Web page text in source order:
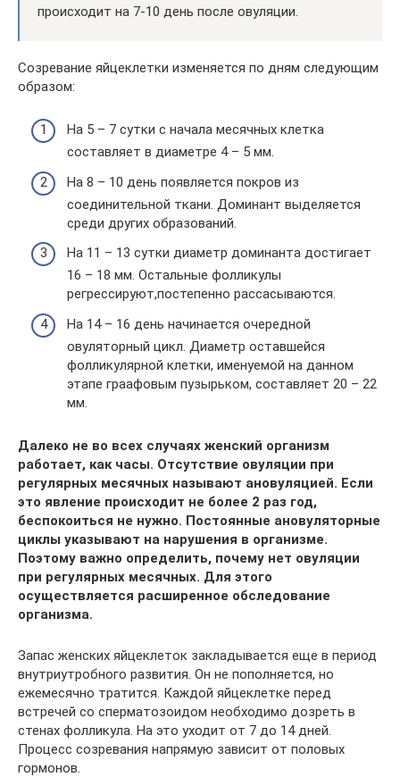
происходит на 7-10 день после овуляции.
Созревание яйцеклетки изменяется по дням следующим
образом:
На 5 – 7 сутки с начала месячных клетка
составляет в диаметре 4 – 5 мм.
На 8 – 10 день появляется покров из
соединительной ткани. Доминант выделяется
среди других образований.
На 11 – 13 сутки диаметр доминанта достигает
16 – 18 мм. Остальные фолликулы
регрессируют,постепенно рассасываются.
На 14 – 16 день начинается очередной
овуляторный цикл. Диаметр оставшейся
фолликулярной клетки, именуемой на данном
этапе граафовым пузырьком, составляет 20 – 22
мм.
Далеко не во всех случаях женский организм
работает, как часы. Отсутствие овуляции при
регулярных месячных называют ановуляцией. Если
это явление происходит не более 2 раз год,
беспокоиться не нужно. Постоянные ановуляторные
циклы указывают на нарушения в организме.
Поэтому важно определить, почему нет овуляции
при регулярных месячных. Для этого
осуществляется расширенное обследование
организма.
Запас женских яйцеклеток закладывается еще в период
внутриутробного развития. Он не пополняется, но
ежемесячно тратится. Каждой яйцеклетке перед
встречей со сперматозоидом необходимо дозреть в
стенах фолликула. На это уходит от 7 до 14 дней.
Процесс созревания напрямую зависит от половых
гормонов.